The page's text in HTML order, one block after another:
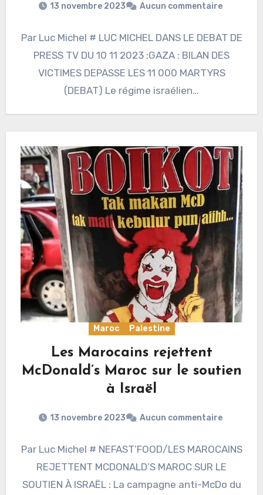
13 novembre 2023 Aucun commentaire
Par Luc Michel # LUC MICHEL DANS LE DEBAT DE
PRESS TV DU 10 11 2023 :GAZA : BILAN DES
VICTIMES DEPASSE LES 11 000 MARTYRS
(DEBAT) Le régime israélien…
Maroc Palestine
Les Marocains rejettent
McDonald’s Maroc sur le soutien
à Israël
13 novembre 2023 Aucun commentaire
Par Luc Michel # NEFAST’FOOD/LES MAROCAINS
REJETTENT MCDONALD’S MAROC SUR LE
SOUTIEN À ISRAËL : La campagne anti-McDo du